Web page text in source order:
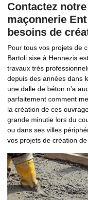
Contactez
maçonnerie
besoins de
Pour tous vos projets de
Bartoli sise à Hennezis
travaux très
depuis des années dans
une dalle de béton n’a
parfaitement comment
la création de ces
grande minutie lors du
ou dans ses villes
vos projets de création